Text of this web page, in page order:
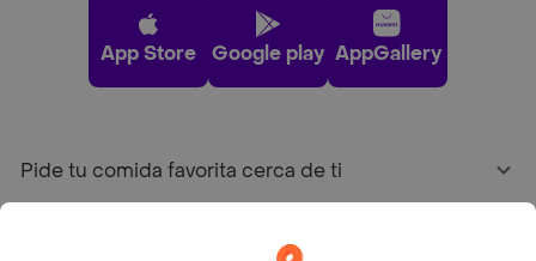
App Store Google play AppGallery
Pide tu comida favorita cerca de ti